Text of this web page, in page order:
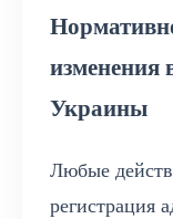
изменения
Украины
Любые
регистрация